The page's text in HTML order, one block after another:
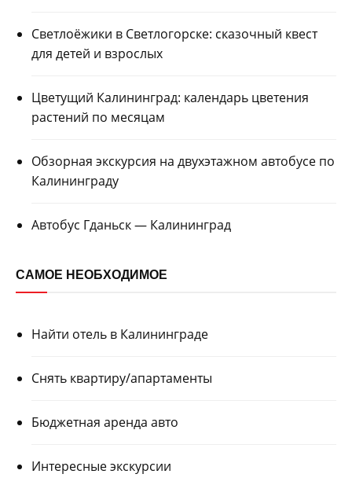
Светлоёжики в Светлогорске: сказочный квест
для детей и взрослых
Цветущий Калининград: календарь цветения
растений по месяцам
Обзорная экскурсия на двухэтажном автобусе по
Калининграду
Автобус Гданьск — Калининград
САМОЕ НЕОБХОДИМОЕ
Найти отель в Калининграде
Снять квартиру/апартаменты
Бюджетная аренда авто
Интересные экскурсии